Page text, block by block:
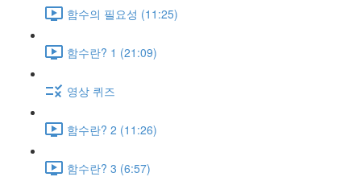
함수의 필요성 (11:25)
함수란? 1 (21:09)
영상 퀴즈
함수란? 2 (11:26)
함수란? 3 (6:57)